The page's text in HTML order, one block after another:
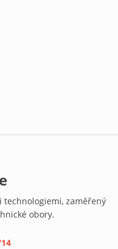
technologiemi, zaměřený
obory.
(link is external)